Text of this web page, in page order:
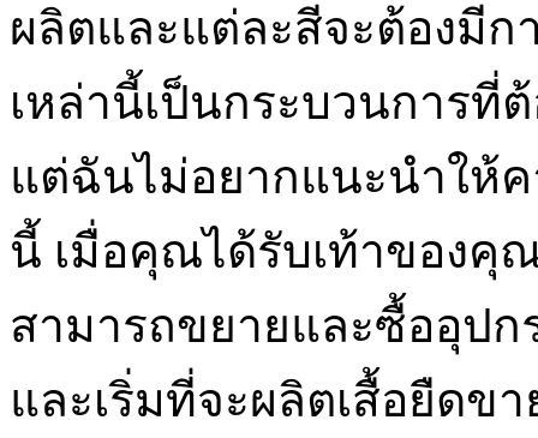
ผลิตและแต่ละสีจะต้องมีก
เหล่านี้เป็นกระบวนการที่
แต่ฉันไม่อยากแนะนำให้
นี้ เมื่อคุณได้รับเท้าของคุ
สามารถขยายและซื้ออุป
และเริ่มที่จะผลิตเสื้อยืดข